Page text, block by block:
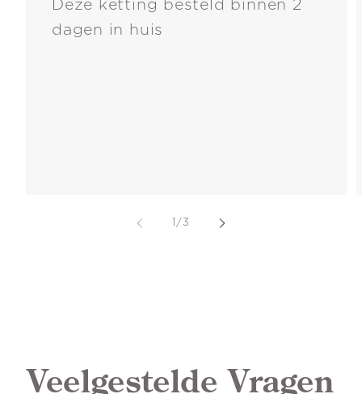
Deze ketting besteld binnen 2
dagen in huis
1 /van
3
Veelgestelde Vragen